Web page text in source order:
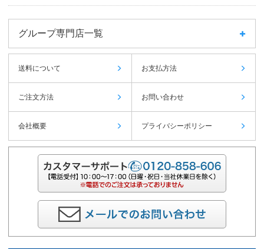
グループ専門店一覧
送料について お支払方法
ご注文方法 お問い合わせ
会社概要 プライバシーポリシー